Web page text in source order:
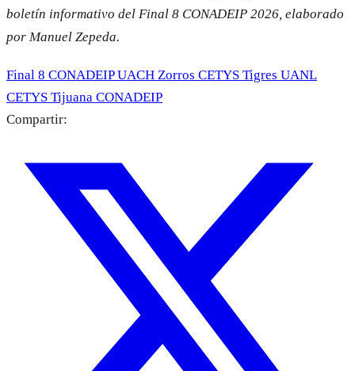
boletín informativo del Final 8 CONADEIP 2026, elaborado
por Manuel Zepeda.
Final 8 CONADEIPUACH Zorros CETYS Tigres UANL
CETYS Tijuana CONADEIP
Compartir: